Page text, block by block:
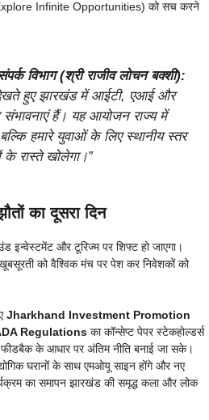
Infinite Opportunities) को सच करने
विभाग (श्री राजीव लोचन बक्शी):
हुए झारखंड में आईटी, एआई और
संभावनाएं हैं। यह आयोजन राज्य में
हमारे युवाओं के लिए स्थानीय स्तर
के रास्ते खोलेगा।”
का दूसरा दिन
इन्वेस्टमेंट और टूरिज्म पर शिफ्ट हो जाएगा।
को वैश्विक मंच पर पेश कर निवेशकों को
Jharkhand Investment Promotion
Regulations का कॉन्सेप्ट पेपर स्टेकहोल्डर्स
के आधार पर अंतिम नीति बनाई जा सके।
घरानों के साथ एमओयू साइन होंगे और नए
का समापन झारखंड की समृद्ध कला और लोक